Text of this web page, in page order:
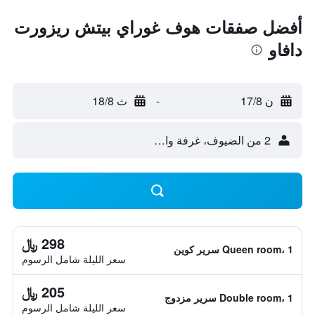
أفضل صفقات هوف غوراي بيتش ريزورت
دافاو
ن 17/8 - ث 18/8
2 من الضيوف، غرفة واحدة
Queen room، 1 سرير كوين 298 ﷼
سعر الليلة شامل الرسوم
Double room، 1 سرير مزدوج 205 ﷼
سعر الليلة شامل الرسوم